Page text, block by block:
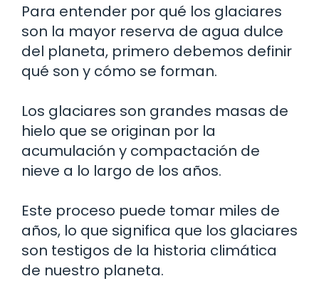
Para entender por qué los glaciares
son la mayor reserva de agua dulce
del planeta, primero debemos definir
qué son y cómo se forman.
Los glaciares son grandes masas de
hielo que se originan por la
acumulación y compactación de
nieve a lo largo de los años.
Este proceso puede tomar miles de
años, lo que significa que los glaciares
son testigos de la historia climática
de nuestro planeta.